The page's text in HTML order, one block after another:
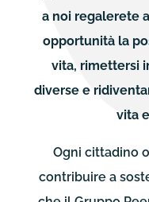
a noi regalerete
opportunità la
vita, rimettersi
diverse e
vita
Ogni cittadino
contribuire a